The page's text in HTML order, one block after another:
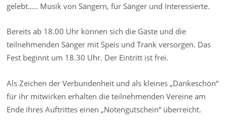
gelebt….. Musik von Sängern, für Sänger und Interessierte.
Bereits ab 18.00 Uhr können sich die Gäste und die
teilnehmenden Sänger mit Speis und Trank versorgen. Das
Fest beginnt um 18.30 Uhr. Der Eintritt ist frei.
Als Zeichen der Verbundenheit und als kleines „Dankeschön“
für ihr mitwirken erhalten die teilnehmenden Vereine am
Ende ihres Auftrittes einen „Notengutschein“ überreicht.